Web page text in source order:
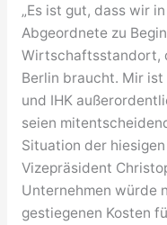
„Es ist gut, dass wir
Abgeordnete zu
Wirtschaftsstandort,
Berlin braucht. Mir
und IHK
seien
Situation der
Vizepräsident
Unternehmen würde
gestiegenen Kosten